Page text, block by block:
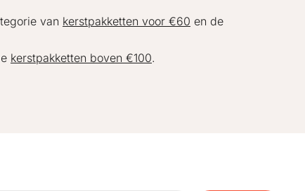
van kerstpakketten voor €60 en de
kerstpakketten boven €100.